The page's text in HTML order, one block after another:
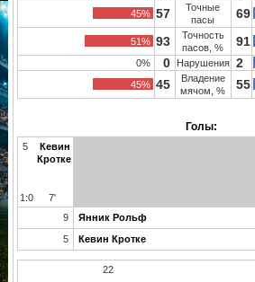
45% 57
Точные
пасы
69
51% 93
Точность
пасов, %
91
0%
0 Нарушения 2
45% 45
Владение
мячом, %
55
Голы:
5
Кевин
Кротке
1:0
7'
9
Янник Рольф
5
Кевин Кротке
22